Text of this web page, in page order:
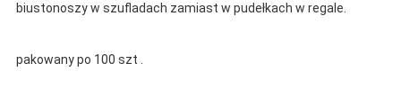
biustonoszy w szufladach zamiast w pudełkach w regale.
pakowany po 100 szt .